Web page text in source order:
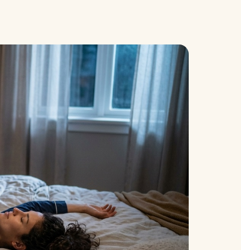
рюкзаки спортивные и
городские
сапборды
специальное питание
для спортсменов
фитопрепараты и
питательные комплексы
чехлы на коврики для